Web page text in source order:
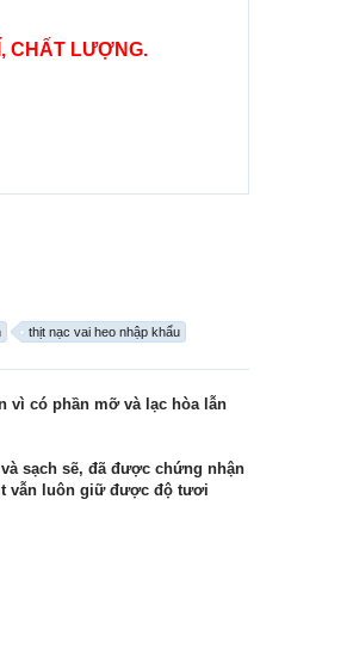
CHẤT LƯỢNG.
thịt nạc vai heo nhập khẩu
vì có phần mỡ và lạc hòa lẫn
sạch sẽ, đã được chứng nhận
vẫn luôn giữ được độ tươi